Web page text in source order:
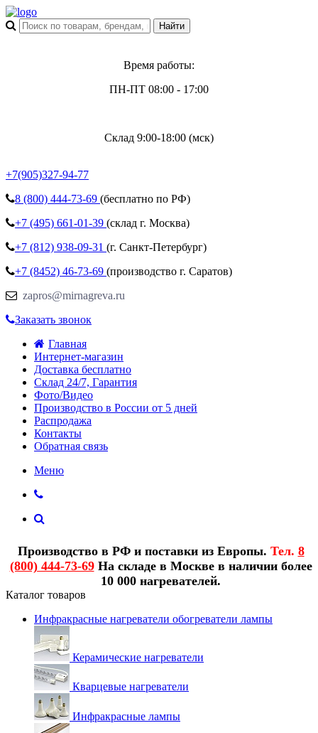
Время работы:
ПН-ПТ 08:00 - 17:00
Склад 9:00-18:00 (мск)
+7(905)327-94-77
8 (800) 444-73-69 (бесплатно по РФ)
+7 (495) 661-01-39 (склад г. Москва)
+7 (812) 938-09-31 (г. Санкт-Петербург)
+7 (8452) 46-73-69 (производство г. Саратов)
zapros@mirnagreva.ru
Заказать звонок
Главная
Интернет-магазин
Доставка бесплатно
Склад 24/7, Гарантия
Фото/Видео
Производство в России от 5 дней
Распродажа
Контакты
Обратная связь
Меню
Производство в РФ и поставки из Европы. Тел. 8
(800) 444-73-69На складе в Москве в наличии более
10 000 нагревателей.
Каталог товаров
Инфракрасные нагреватели обогреватели лампы
Керамические нагреватели
Кварцевые нагреватели
Инфракрасные лампы